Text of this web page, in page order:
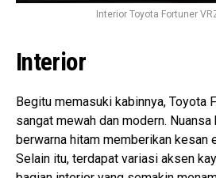
Interior Toyota Fortuner
Interior
Begitu memasuki kabinnya, Toyota
sangat mewah dan modern.
berwarna hitam memberikan kesan
Selain itu, terdapat variasi aksen